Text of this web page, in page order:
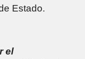
Estado.
el